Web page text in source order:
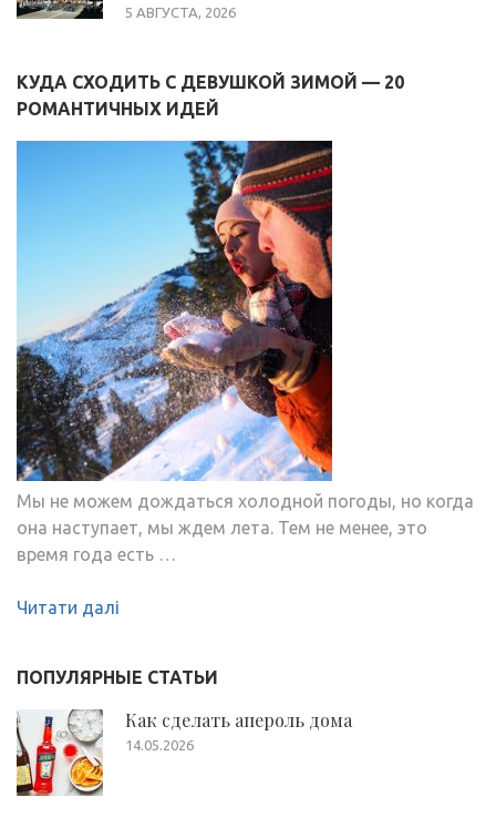
5 АВГУСТА, 2026
КУДА СХОДИТЬ С ДЕВУШКОЙ ЗИМОЙ — 20
РОМАНТИЧНЫХ ИДЕЙ
Мы не можем дождаться холодной погоды, но когда
она наступает, мы ждем лета. Тем не менее, это
время года есть …
Читати далі
ПОПУЛЯРНЫЕ СТАТЬИ
Как сделать апероль дома
14.05.2026